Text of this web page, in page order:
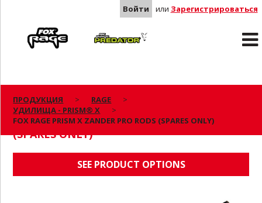
Войти или Зарегистрироваться
Predator
ПРОДУКЦИЯ
RAGE
УДИЛИЩА - PRISM® X
FOX RAGE PRISM X ZANDER PRO RODS (SPARES ONLY)
FOX RAGE PRISM X ZANDER PRO RODS
(SPARES ONLY)
SEE PRODUCT OPTIONS